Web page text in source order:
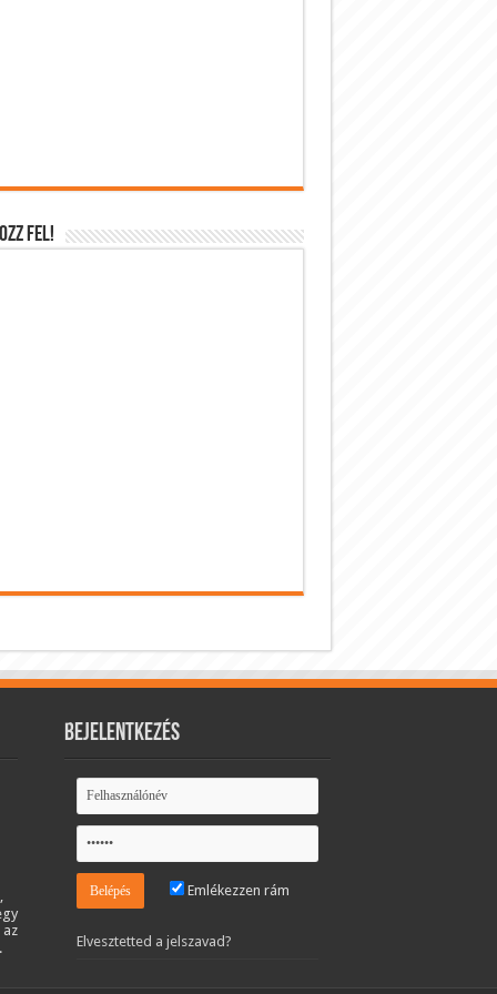
FEL!
Bejelentkezés
Emlékezzen rám
Elvesztetted a jelszavad?